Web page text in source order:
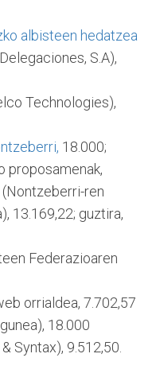
albisteen hedatzea
S.A),
Technologies),
18.000;
proposamenak,
(Nontzeberri-ren
13.169,22; guztira,
Federazioaren
orrialdea, 7.702,57
18.000
Syntax), 9.512,50.